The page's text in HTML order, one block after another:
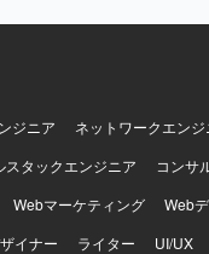
ジニア ネットワークエンジ
スタックエンジニア コンサ
Webマーケティング Web
イナー ライター UI/UX